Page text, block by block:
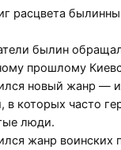
расцвета
былин
прошлому
новый жанр —
в которых часто
люди.
жанр воинских